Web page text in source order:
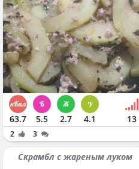
63.7 5.5 2.7 4.1 13
2 3
Скрамбл с жареным луком